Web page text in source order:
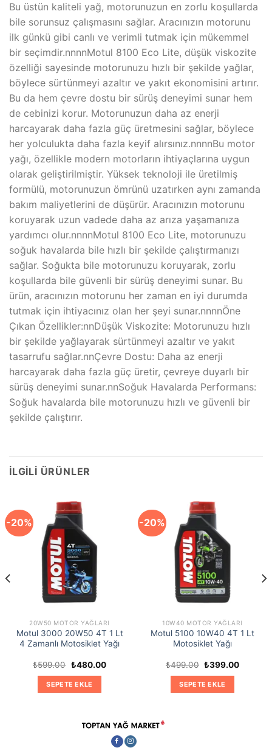
Bu üstün kaliteli yağ, motorunuzun en zorlu koşullarda
bile sorunsuz çalışmasını sağlar. Aracınızın motorunu
ilk günkü gibi canlı ve verimli tutmak için mükemmel
bir seçimdir.nnnnMotul 8100 Eco Lite, düşük viskozite
özelliği sayesinde motorunuzu hızlı bir şekilde yağlar,
böylece sürtünmeyi azaltır ve yakıt ekonomisini artırır.
Bu da hem çevre dostu bir sürüş deneyimi sunar hem
de cebinizi korur. Motorunuzun daha az enerji
harcayarak daha fazla güç üretmesini sağlar, böylece
her yolculukta daha fazla keyif alırsınız.nnnnBu motor
yağı, özellikle modern motorların ihtiyaçlarına uygun
olarak geliştirilmiştir. Yüksek teknoloji ile üretilmiş
formülü, motorunuzun ömrünü uzatırken aynı zamanda
bakım maliyetlerini de düşürür. Aracınızın motorunu
koruyarak uzun vadede daha az arıza yaşamanıza
yardımcı olur.nnnnMotul 8100 Eco Lite, motorunuzu
soğuk havalarda bile hızlı bir şekilde çalıştırmanızı
sağlar. Soğukta bile motorunuzu koruyarak, zorlu
koşullarda bile güvenli bir sürüş deneyimi sunar. Bu
ürün, aracınızın motorunu her zaman en iyi durumda
tutmak için ihtiyacınız olan her şeyi sunar.nnnnÖne
Çıkan Özellikler:nnDüşük Viskozite: Motorunuzu hızlı
bir şekilde yağlayarak sürtünmeyi azaltır ve yakıt
tasarrufu sağlar.nnÇevre Dostu: Daha az enerji
harcayarak daha fazla güç üretir, çevreye duyarlı bir
sürüş deneyimi sunar.nnSoğuk Havalarda Performans:
Soğuk havalarda bile motorunuzu hızlı ve güvenli bir
şekilde çalıştırır.
İLGILI ÜRÜNLER
-20%
20W50 MOTOR YAĞLARI
Motul 3000 20W50 4T 1 Lt
4 Zamanlı Motosiklet Yağı
₺599.00 Orijinal
₺599.00.
₺480.00Şu
SEPETE EKLE
-20%
10W40 MOTOR YAĞLARI
Motul 5100 10W40 4T 1 Lt
Motosiklet Yağı
₺499.00 Orijinal
₺499.00.
₺399.00Şu
SEPETE EKLE